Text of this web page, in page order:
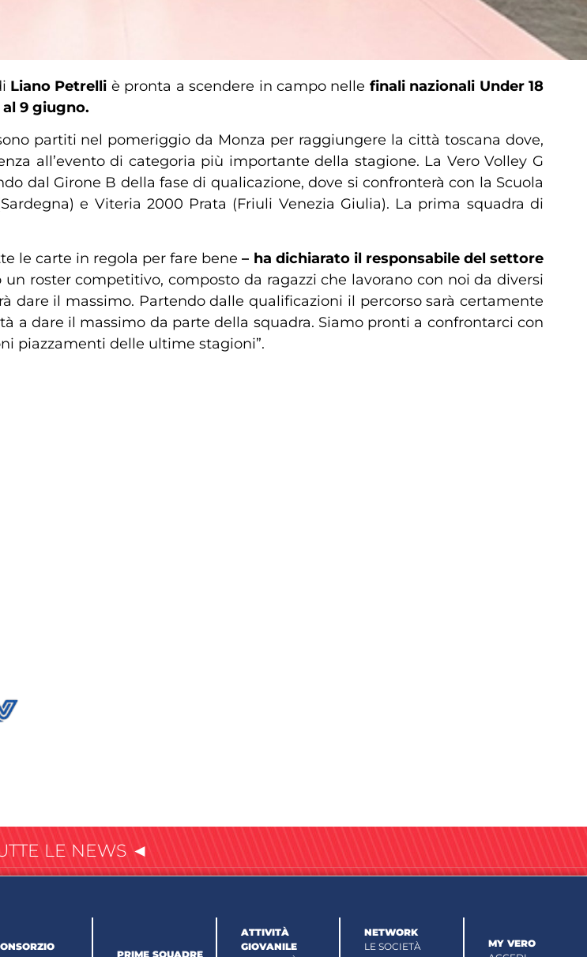
Liano Petrelli è pronta a scendere in campo nelle finali nazionali Under 18
9 giugno.
partiti nel pomeriggio da Monza per raggiungere la città toscana dove,
all’evento di categoria più importante della stagione. La Vero Volley G
dal Girone B della fase di qualicazione, dove si confronterà con la Scuola
e Viteria 2000 Prata (Friuli Venezia Giulia). La prima squadra di
le carte in regola per fare bene – ha dichiarato il responsabile del settore
un roster competitivo, composto da ragazzi che lavorano con noi da diversi
dare il massimo. Partendo dalle qualificazioni il percorso sarà certamente
a dare il massimo da parte della squadra. Siamo pronti a confrontarci con
piazzamenti delle ultime stagioni”.
LE NEWS ◄
PRIME SQUADRE
ATTIVITÀ
GIOVANILE
NETWORK
LE SOCIETÀ
MY VERO